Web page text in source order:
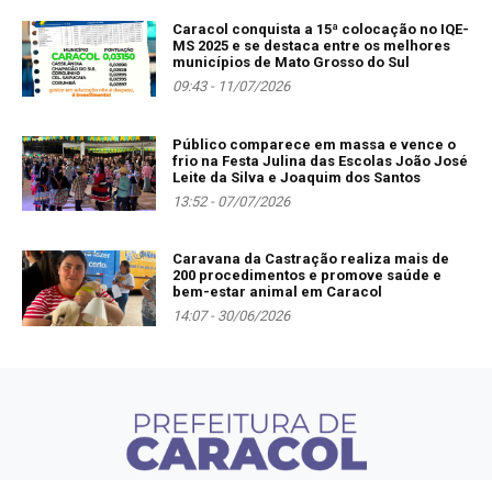
Caracol conquista a 15ª colocação no IQE-
MS 2025 e se destaca entre os melhores
municípios de Mato Grosso do Sul
09:43 - 11/07/2026
Público comparece em massa e vence o
frio na Festa Julina das Escolas João José
Leite da Silva e Joaquim dos Santos
13:52 - 07/07/2026
Caravana da Castração realiza mais de
200 procedimentos e promove saúde e
bem-estar animal em Caracol
14:07 - 30/06/2026